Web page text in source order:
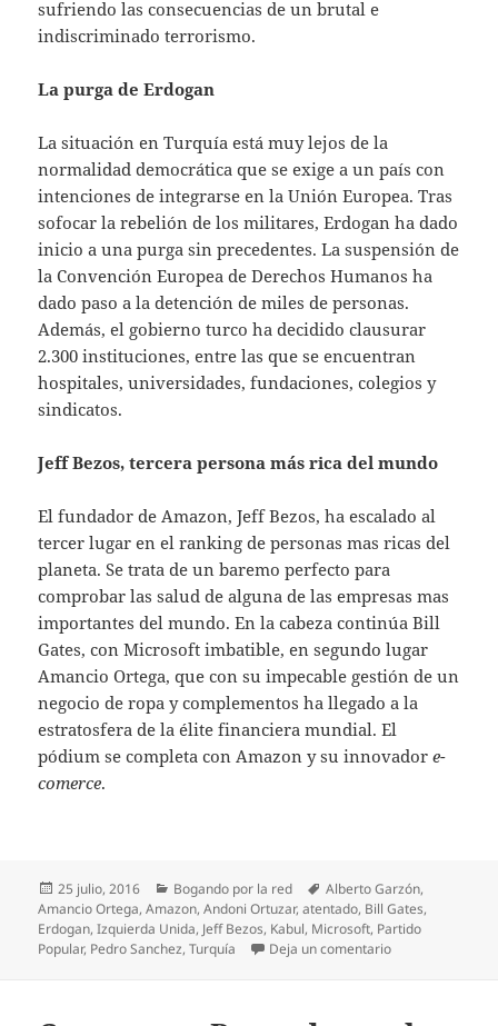
sufriendo las consecuencias de un brutal e
indiscriminado terrorismo.
La purga de Erdogan
La situación en Turquía está muy lejos de la
normalidad democrática que se exige a un país con
intenciones de integrarse en la Unión Europea. Tras
sofocar la rebelión de los militares, Erdogan ha dado
inicio a una purga sin precedentes. La suspensión de
la Convención Europea de Derechos Humanos ha
dado paso a la detención de miles de personas.
Además, el gobierno turco ha decidido clausurar
2.300 instituciones, entre las que se encuentran
hospitales, universidades, fundaciones, colegios y
sindicatos.
Jeff Bezos, tercera persona más rica del mundo
El fundador de Amazon, Jeff Bezos, ha escalado al
tercer lugar en el ranking de personas mas ricas del
planeta. Se trata de un baremo perfecto para
comprobar las salud de alguna de las empresas mas
importantes del mundo. En la cabeza continúa Bill
Gates, con Microsoft imbatible, en segundo lugar
Amancio Ortega, que con su impecable gestión de un
negocio de ropa y complementos ha llegado a la
estratosfera de la élite financiera mundial. El
pódium se completa con Amazon y su innovadore-
comerce.
Publicado
el
25 julio, 2016 Categorías
Bogando por la red Etiquetas
Alberto Garzón,
Amancio Ortega,Amazon,Andoni Ortuzar,atentado, Bill Gates,
Erdogan,Izquierda Unida, Jeff Bezos, Kabul, Microsoft, Partido
Popular, Pedro Sanchez,Turquía Deja un comentarioen Bogando por